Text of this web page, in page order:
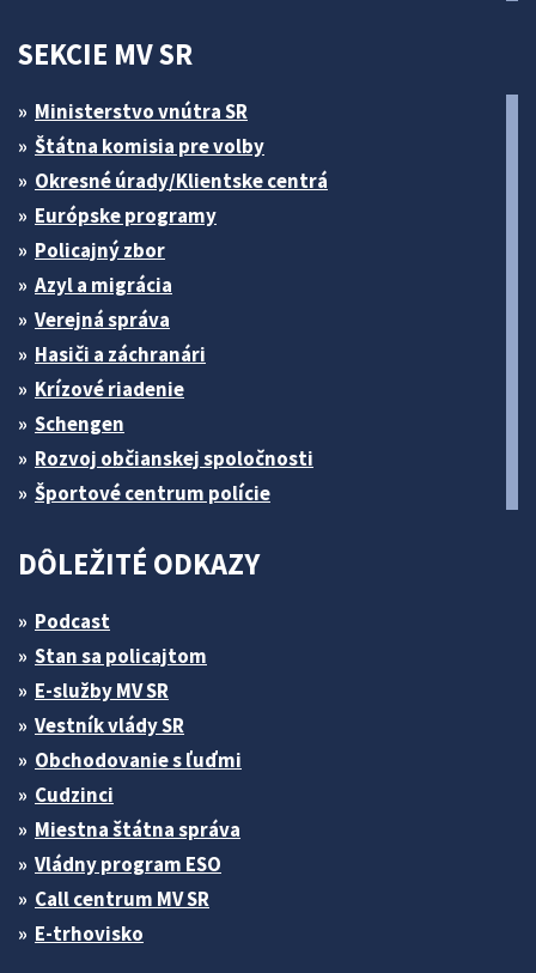
SEKCIE MV SR
Ministerstvo vnútra SR
Štátna komisia pre volby
Okresné úrady/Klientske centrá
Európske programy
Policajný zbor
Azyl a migrácia
Verejná správa
Hasiči a záchranári
Krízové riadenie
Schengen
Rozvoj občianskej spoločnosti
Športové centrum polície
DÔLEŽITÉ ODKAZY
Podcast
Stan sa policajtom
E-služby MV SR
Vestník vlády SR
Obchodovanie s ľuďmi
Cudzinci
Miestna štátna správa
Vládny program ESO
Call centrum MV SR
E-trhovisko